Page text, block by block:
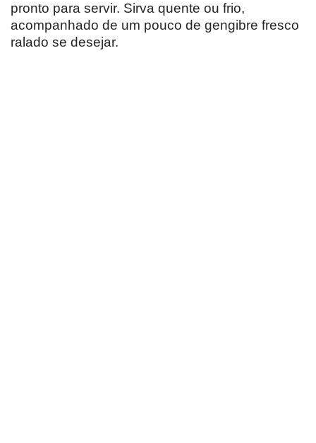
pronto para servir. Sirva quente ou frio,
acompanhado de um pouco de gengibre fresco
ralado se desejar.